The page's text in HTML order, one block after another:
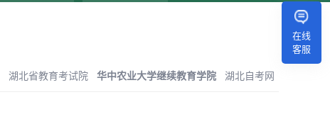
在线
客服
湖北省教育考试院 华中农业大学继续教育学院 湖北自考网